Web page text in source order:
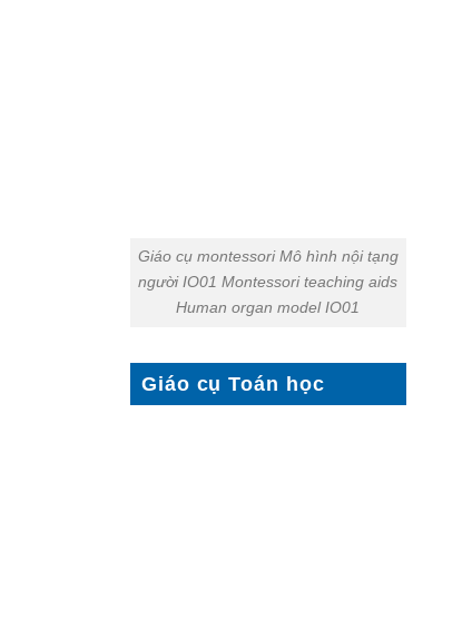
Giáo cụ montessori Mô hình nội tạng
người IO01 Montessori teaching aids
Human organ model IO01
Giáo cụ Toán học